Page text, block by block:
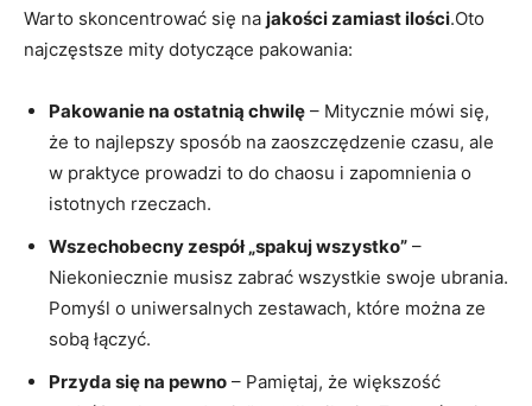
Warto skoncentrować się na jakości⁢ zamiast ilości.Oto
najczęstsze mity dotyczące pakowania:
Pakowanie⁢ na ‍ostatnią chwilę –​ Mitycznie mówi się,
że to najlepszy sposób na zaoszczędzenie​ czasu, ‌ale​
w praktyce prowadzi to do chaosu⁤ i zapomnienia⁣ o
⁤istotnych rzeczach.
Wszechobecny zespół „spakuj ⁢wszystko” –⁢
Niekoniecznie musisz zabrać wszystkie swoje ubrania.
Pomyśl o uniwersalnych zestawach, które można ze
⁤sobą‍ łączyć.
Przyda się na pewno – ⁤Pamiętaj, że większość